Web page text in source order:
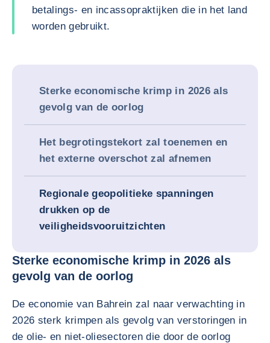
betalings- en incassopraktijken die in het land
worden gebruikt.
Sterke economische krimp in 2026 als
gevolg van de oorlog
Het begrotingstekort zal toenemen en
het externe overschot zal afnemen
Regionale geopolitieke spanningen
drukken op de
veiligheidsvooruitzichten
Sterke economische krimp in 2026 als
gevolg van de oorlog
De economie van Bahrein zal naar verwachting in
2026 sterk krimpen als gevolg van verstoringen in
de olie- en niet-oliesectoren die door de oorlog